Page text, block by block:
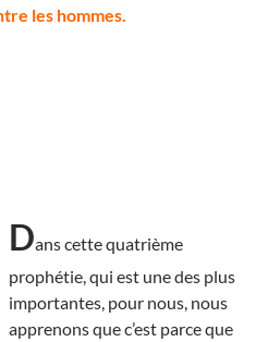
les hommes.
Dans cette quatrième
prophétie, qui est une des plus
importantes, pour nous, nous
apprenons que c’est parce que